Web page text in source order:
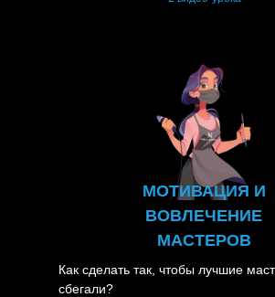
МОТИВАЦИЯ И
ВОВЛЕЧЕНИЕ
МАСТЕРОВ
Как сделать так, чтобы лучшие
сбегали?